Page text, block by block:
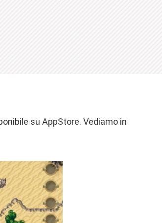
su AppStore. Vediamo in